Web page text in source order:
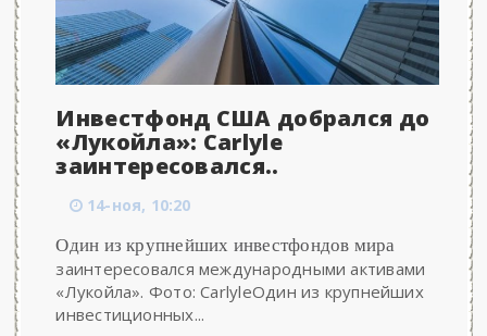
Инвестфонд США добрался до
«Лукойла»: Carlyle
заинтересовался..
14-ноя, 10:20
Один из крупнейших инвестфондов мира
заинтересовался международными активами
«Лукойла». Фото: CarlyleОдин из крупнейших
инвестиционных...